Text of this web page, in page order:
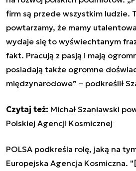
firm są przede wszystkim ludzie.
powtarzamy, że mamy
wydaje się to wyświechtanym
fakt. Pracują z pasją i mają
posiadają także ogromne
międzynarodowe” – podkreślił
Czytaj też: Michał Szaniawski
Polskiej Agencji Kosmicznej
POLSA podkreśla rolę, jaką na
Europejska Agencja Kosmiczna.